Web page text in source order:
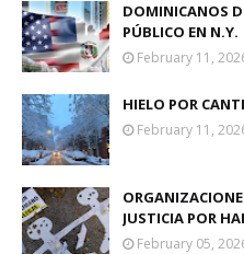
DOMINICANOS
PÚBLICO EN N.Y.
February 11,
HIELO POR
February 11,
JUSTICIA POR
February 05,